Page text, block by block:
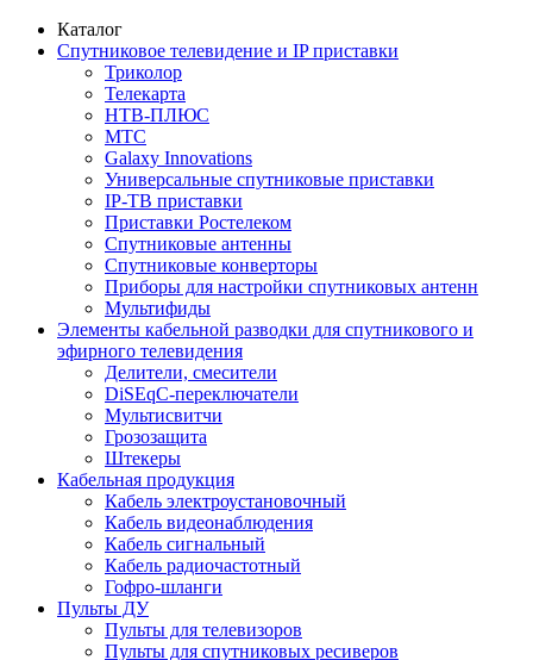
Каталог
Спутниковое телевидение и IP приставки
Триколор
Телекарта
НТВ-ПЛЮС
МТС
Galaxy Innovations
Универсальные спутниковые приставки
IP-ТВ приставки
Приставки Ростелеком
Спутниковые антенны
Спутниковые конверторы
Приборы для настройки спутниковых антенн
Мультифиды
Элементы кабельной разводки для спутникового и
эфирного телевидения
Делители, смесители
DiSEqC-переключатели
Мультисвитчи
Грозозащита
Штекеры
Кабельная продукция
Кабель электроустановочный
Кабель видеонаблюдения
Кабель сигнальный
Кабель радиочастотный
Гофро-шланги
Пульты ДУ
Пульты для телевизоров
Пульты для спутниковых ресиверов